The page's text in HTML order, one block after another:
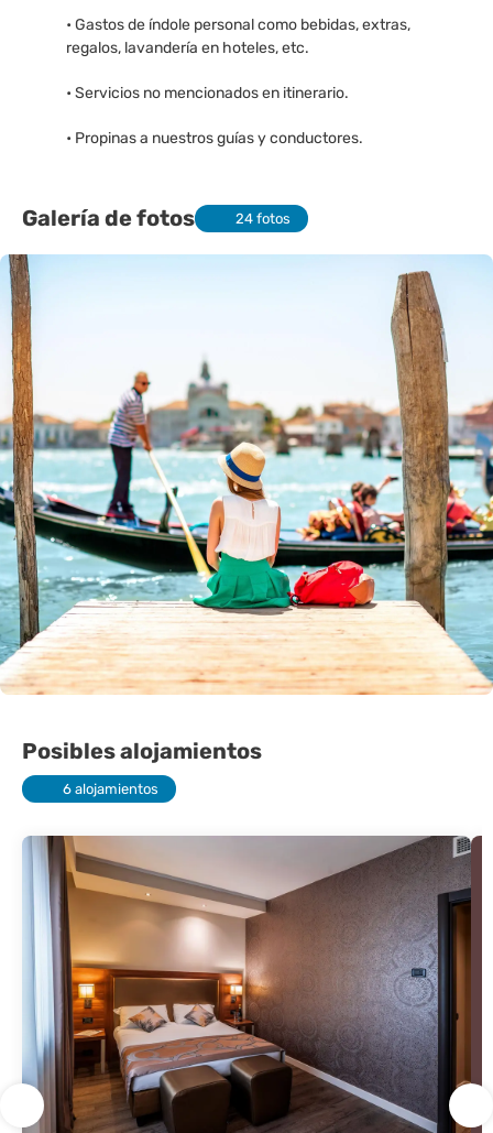
• Gastos de índole personal como bebidas, extras,
regalos, lavandería en hoteles, etc.
• Servicios no mencionados en itinerario.
• Propinas a nuestros guías y conductores.
Galería de fotos 24 fotos
Posibles alojamientos
6 alojamientos